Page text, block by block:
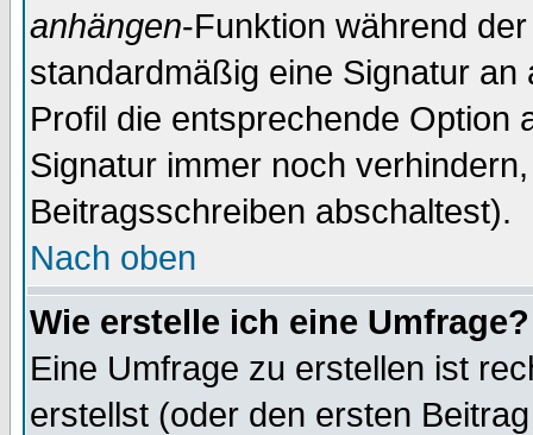
anhängen-Funktion während
standardmäßig eine Signatur
Profil die entsprechende Option
Signatur immer noch
Beitragsschreiben abschaltest).
Nach oben
Wie erstelle ich eine Umfrage?
Eine Umfrage zu erstellen ist
erstellst (oder den ersten